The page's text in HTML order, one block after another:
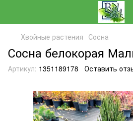
Хвойные растения Сосна
Сосна белокорая
Артикул: 1351189178 Оставить